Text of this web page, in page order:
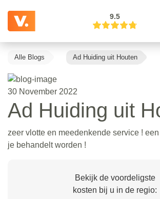
9.5
Alle Blogs Ad Huiding uit Houten
30 November 2022
Ad Huiding uit
zeer vlotte en meedenkende service ! een
je behandelt worden !
Bekijk de voordeligste
kosten bij u in de regio: